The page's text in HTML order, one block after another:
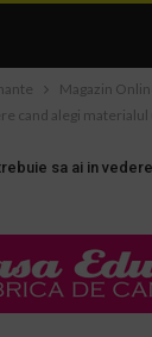
Magazin
cand alegi materialul
sa ai in